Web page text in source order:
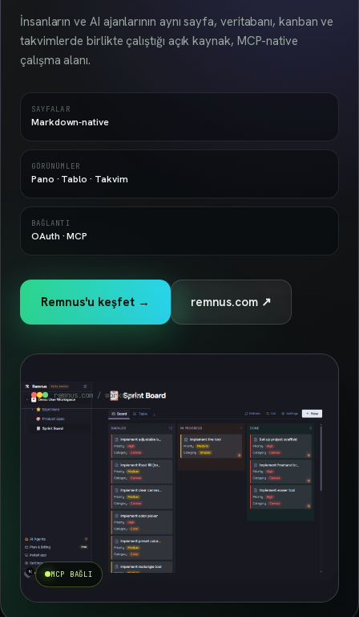
İnsanların ve AI ajanlarının aynı sayfa, veritabanı, kanban ve
takvimlerde birlikte çalıştığı açık kaynak, MCP-native
çalışma alanı.
SAYFALAR
Markdown-native
GÖRÜNÜMLER
Pano · Tablo · Takvim
BAĞLANTI
OAuth · MCP
Remnus'u keşfet→ remnus.com ↗
remnus.com / workspace
MCP BAĞLI